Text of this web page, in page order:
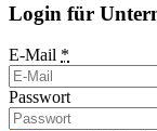
Login für
E-Mail *
Passwort